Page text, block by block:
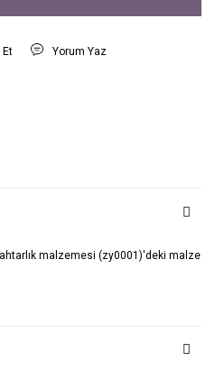
Et Yorum Yaz
malzemesi (zy0001)'deki malze